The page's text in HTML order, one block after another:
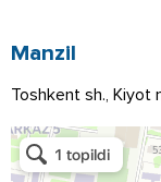
Manzil
Toshkent sh., Kiyot